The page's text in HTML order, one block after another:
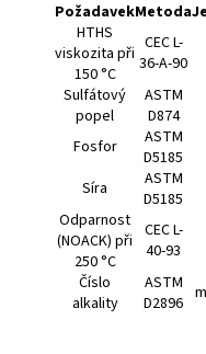
PožadavekMetoda
HTHS
viskozita při
150 °C
CEC L-
36-A-90
Sulfátový
popel
ASTM
D874
Fosfor
ASTM
D5185
Síra
ASTM
D5185
Odparnost
(NOACK) při
250 °C
CEC L-
40-93
Číslo
alkality
ASTM
D2896